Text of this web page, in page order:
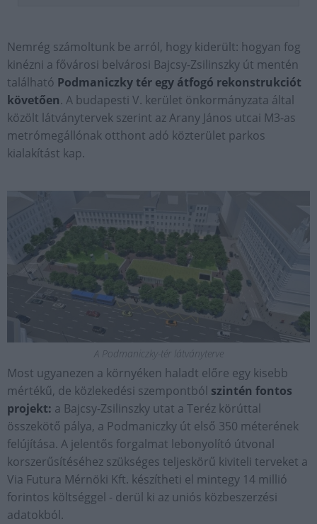
Nemrég számoltunk be arról, hogy kiderült: hogyan fog
kinézni a fővárosi belvárosi Bajcsy-Zsilinszky út mentén
található Podmaniczky tér egy átfogó rekonstrukciót
követően. A budapesti V. kerület önkormányzata által
közölt látványtervek szerint az Arany János utcai M3-as
metrómegállónak otthont adó közterület parkos
kialakítást kap.
A Podmaniczky-tér látványterve
Most ugyanezen a környéken haladt előre egy kisebb
mértékű, de közlekedési szempontból szintén fontos
projekt: a Bajcsy-Zsilinszky utat a Teréz körúttal
összekötő pálya, a Podmaniczky út első 350 méterének
felújítása. A jelentős forgalmat lebonyolító útvonal
korszerűsítéséhez szükséges teljeskörű kiviteli terveket a
Via Futura Mérnöki Kft. készítheti el mintegy 14 millió
forintos költséggel - derül ki az uniós közbeszerzési
adatokból.